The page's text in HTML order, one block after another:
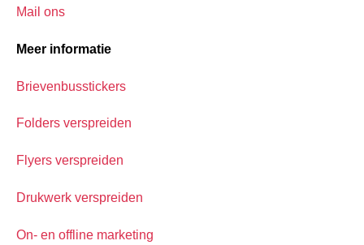
Mail ons
Meer informatie
Brievenbusstickers
Folders verspreiden
Flyers verspreiden
Drukwerk verspreiden
On- en offline marketing